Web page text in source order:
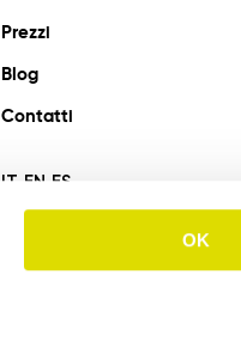
OK
Prezzi
Blog
Contatti
IT EN ES